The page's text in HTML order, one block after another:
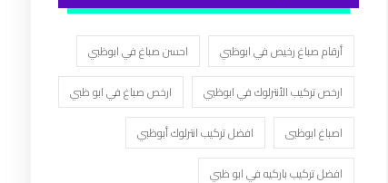
أرقام صباغ رخيص في ابوظبي
احسن صباغ في ابوظبي
ارخص تركيب الأنترلوك في ابوظبي
ارخص صباغ في ابو ظبي
اصباغ ابوظبى
افضل تركيب انترلوك أبوظبي
افضل تركيب باركيه في ابو ظبي